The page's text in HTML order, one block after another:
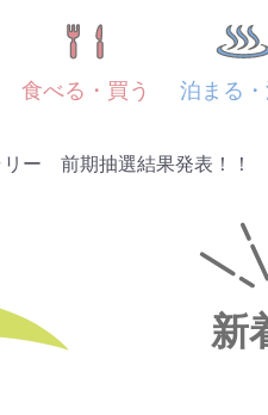
食べる・買う 泊まる
ー 前期抽選結果発表！！
新